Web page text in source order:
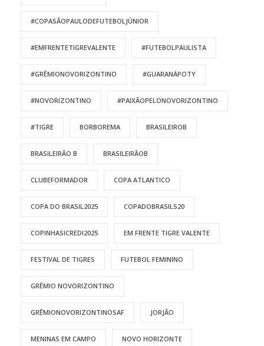
#COPASÃOPAULODEFUTEBOLJÚNIOR
#EMFRENTETIGREVALENTE #FUTEBOLPAULISTA
#GRÊMIONOVORIZONTINO #GUARANÁPOTY
#NOVORIZONTINO #PAIXÃOPELONOVORIZONTINO
#TIGRE BORBOREMA BRASILEIROB
BRASILEIRÃO B BRASILEIRÃOB
CLUBEFORMADOR COPA ATLANTICO
COPA DO BRASIL2025 COPADOBRASILS20
COPINHASICREDI2025 EM FRENTE TIGRE VALENTE
FESTIVAL DE TIGRES FUTEBOL FEMININO
GRÊMIO NOVORIZONTINO
GRÊMIONOVORIZONTINOSAF JORJÃO
MENINAS EM CAMPO NOVO HORIZONTE